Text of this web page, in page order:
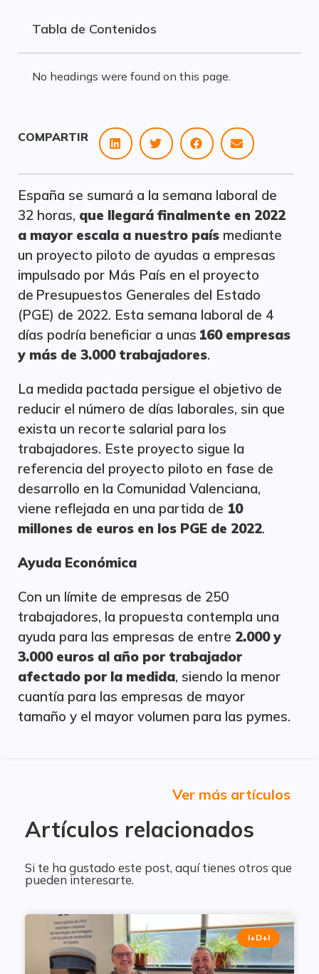
COMPARTIR
España se sumará a la semana laboral de
32 horas, que llegará finalmente en 2022
a mayor escala a nuestro país mediante
un proyecto piloto de ayudas a empresas
impulsado por Más País en el proyecto
de Presupuestos Generales del Estado
(PGE) de 2022. Esta semana laboral de 4
días podría beneficiar a unas 160 empresas
y más de 3.000 trabajadores.
La medida pactada persigue el objetivo de
reducir el número de días laborales, sin que
exista un recorte salarial para los
trabajadores. Este proyecto sigue la
referencia del proyecto piloto en fase de
desarrollo en la Comunidad Valenciana,
viene reflejada en una partida de 10
millones de euros en los PGE de 2022.
Ayuda Económica
Con un límite de empresas de 250
trabajadores, la propuesta contempla una
ayuda para las empresas de entre 2.000 y
3.000 euros al año por trabajador
afectado por la medida, siendo la menor
cuantía para las empresas de mayor
tamaño y el mayor volumen para las pymes.
Tabla de Contenidos
No headings were found on this page.
Artículos relacionados
Ver más artículos
Si te ha gustado este post, aquí tienes otros que
pueden interesarte.
I+D+I